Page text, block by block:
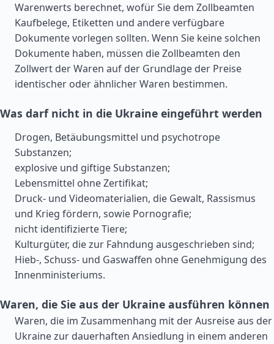
Warenwerts berechnet, wofür Sie dem Zollbeamten
Kaufbelege, Etiketten und andere verfügbare
Dokumente vorlegen sollten. Wenn Sie keine solchen
Dokumente haben, müssen die Zollbeamten den
Zollwert der Waren auf der Grundlage der Preise
identischer oder ähnlicher Waren bestimmen.
Was darf nicht in die Ukraine eingeführt werden
Drogen, Betäubungsmittel und psychotrope
Substanzen;
explosive und giftige Substanzen;
Lebensmittel ohne Zertifikat;
Druck- und Videomaterialien, die Gewalt, Rassismus
und Krieg fördern, sowie Pornografie;
nicht identifizierte Tiere;
Kulturgüter, die zur Fahndung ausgeschrieben sind;
Hieb-, Schuss- und Gaswaffen ohne Genehmigung des
Innenministeriums.
Waren, die Sie aus der Ukraine ausführen können
Waren, die im Zusammenhang mit der Ausreise aus der
Ukraine zur dauerhaften Ansiedlung in einem anderen